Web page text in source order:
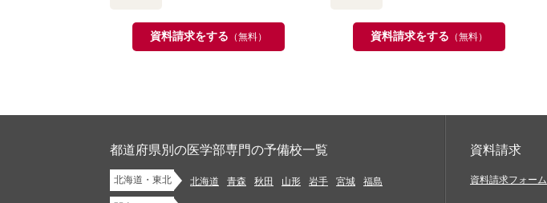
資料請求をする （無料） 資料請求をする （無料）
都道府県別の医学部専門の予備校一覧
北海道・東北 北海道 青森 秋田 山形 岩手 宮城 福島
資料請求
資料請求フォーム